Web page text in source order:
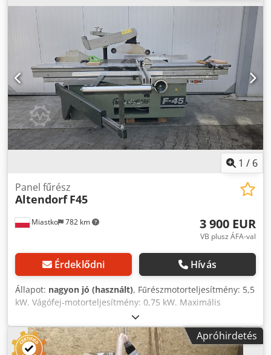
Dsdpfxszm Sq Es Aagskr Tömeg: 800 kg
1 / 6
Miastko 782 km
Panel fűrész
Altendorf F45
3 900 EUR
VB plusz ÁFA-val
Érdeklődni Hívás
Állapot: nagyon jó (használt), Fűrészmotorteljesítmény: 5,5
kW. Vágófej-motorteljesítmény: 0,75 kW. Maximális
fűrészátmérő: 350 mm. Szögállítás lehetséges. Vágási
szélesség: 100 cm. Asztal hossza: 280 cm. Dsdpfx
Aozkvdqjagekr
Apróhirdetés